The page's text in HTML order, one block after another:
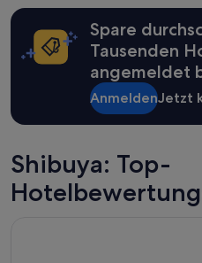
Spare
Tausenden
angemeldet
AnmeldenJetzt
Shibuya: Top-